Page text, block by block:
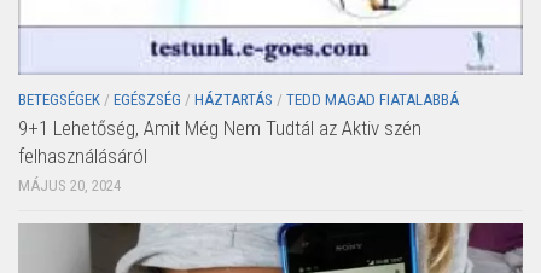
BETEGSÉGEK / EGÉSZSÉG / HÁZTARTÁS / TEDD MAGAD FIATALABBÁ
9+1 Lehetőség, Amit Még Nem Tudtál az Aktiv szén
felhasználásáról
MÁJUS 20, 2024